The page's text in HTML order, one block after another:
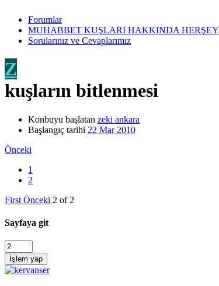
Forumlar
MUHABBET KUŞLARI HAKKINDA HERŞEY
Sorularınız ve Cevaplarımız
Z
kuşların bitlenmesi
Konbuyu başlatan zeki ankara
Başlangıç tarihi 22 Mar 2010
Önceki
1
2
First Önceki 2 of 2
Sayfaya git
İşlem yap